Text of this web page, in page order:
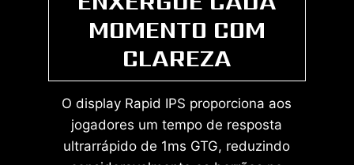
MOMENTO COM
CLAREZA
O display Rapid IPS proporciona aos
jogadores um tempo de resposta
ultrarrápido de 1ms GTG, reduzindo